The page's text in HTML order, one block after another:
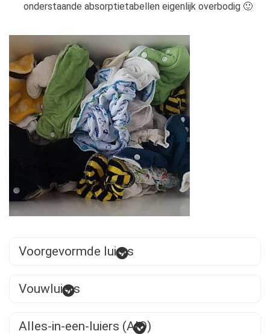
onderstaande absorptietabellen eigenlijk overbodig 🙂
Voorgevormde luiers
Vouwluiers
Alles-in-een-luiers (AIO)